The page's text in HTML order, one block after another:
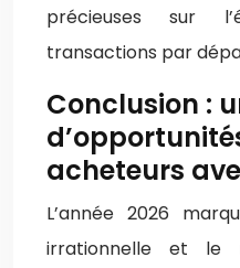
précieuses sur
transactions par
Conclusion :
acheteurs
L’année 2026
irrationnelle et le